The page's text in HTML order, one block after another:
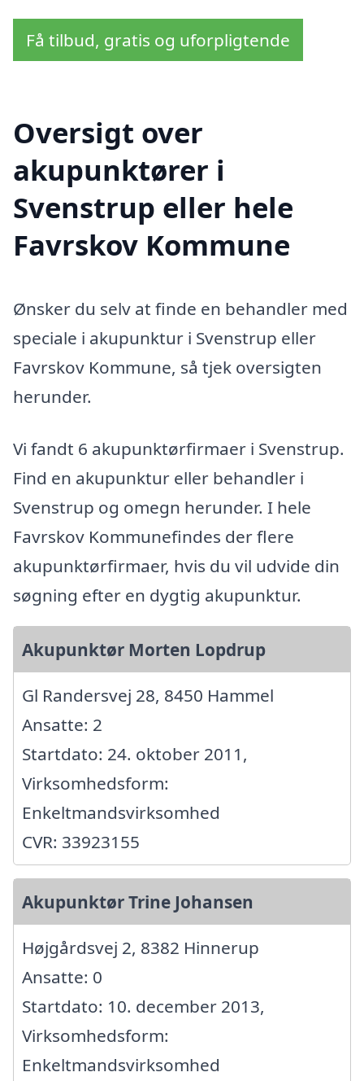
Få tilbud, gratis og uforpligtende
Oversigt over
akupunktører i
Svenstrup eller hele
Favrskov Kommune
Ønsker du selv at finde en behandler med
speciale i akupunktur i Svenstrup eller
Favrskov Kommune, så tjek oversigten
herunder.
Vi fandt 6 akupunktørfirmaer i Svenstrup.
Find en akupunktur eller behandler i
Svenstrup og omegn herunder. I hele
Favrskov Kommunefindes der flere
akupunktørfirmaer, hvis du vil udvide din
søgning efter en dygtig akupunktur.
Akupunktør Morten Lopdrup
Gl Randersvej 28, 8450 Hammel
Ansatte: 2
Startdato: 24. oktober 2011,
Virksomhedsform:
Enkeltmandsvirksomhed
CVR: 33923155
Akupunktør Trine Johansen
Højgårdsvej 2, 8382 Hinnerup
Ansatte: 0
Startdato: 10. december 2013,
Virksomhedsform:
Enkeltmandsvirksomhed